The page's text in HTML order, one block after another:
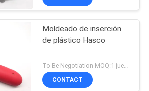
Moldeado de inserción
de plástico Hasco
CONTACT